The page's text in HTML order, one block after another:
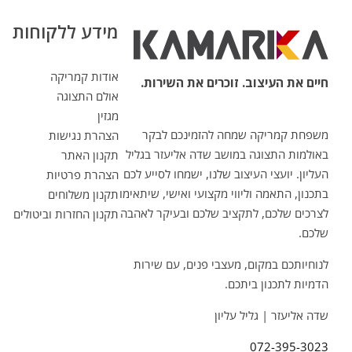
חיים את העיצוב. זוכרים את השירות.
משפחת קמריקה שמחה להזמינכם לבקר
באולמות התצוגה במושב שדה אליעזר בגליל
העליון. יועצי העיצוב שלנו, ישמחו לסייע לכם
בתכנון, התאמה וליווי מקצועי ואישי, שיתאימו
לצרכים שלכם, לתקציב שלכם ובעיקר לאהבה
שלכם.
לנוחיותכם במקום, מעצבי פנים, עם שירות
הדמיות לתכנון ביתכם.
שדה אליעזר | גליל עליון
072-395-3023
מידע ללקוחות
אודות קמריקה
אולם התצוגה
מגזין
הצהרת נגישות
תקנון האתר
הצהרת פרטיות
תקנון משלוחים
תקנון החזרות וביטולים